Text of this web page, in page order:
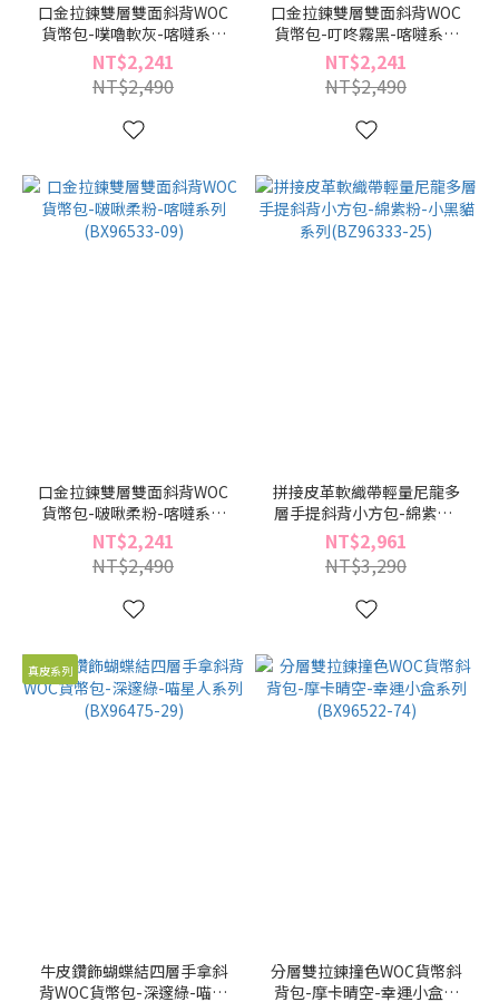
口金拉鍊雙層雙面斜背WOC
貨幣包-噗嚕軟灰-喀噠系列
(BX96533-91)
NT$2,241
NT$2,490
口金拉鍊雙層雙面斜背WOC
貨幣包-叮咚霧黑-喀噠系列
(BX96533-49)
NT$2,241
NT$2,490
口金拉鍊雙層雙面斜背WOC
貨幣包-啵啾柔粉-喀噠系列
(BX96533-09)
NT$2,241
NT$2,490
拼接皮革軟織帶輕量尼龍多
層手提斜背小方包-綿紫粉-
小黑貓系列(BZ96333-25)
NT$2,961
NT$3,290
真皮系列
牛皮鑽飾蝴蝶結四層手拿斜
背WOC貨幣包-深邃綠-喵星
分層雙拉鍊撞色WOC貨幣斜
背包-摩卡晴空-幸運小盒系